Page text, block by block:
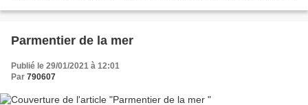
Parmentier de la mer
Publié le 29/01/2021 à 12:01
Par 790607